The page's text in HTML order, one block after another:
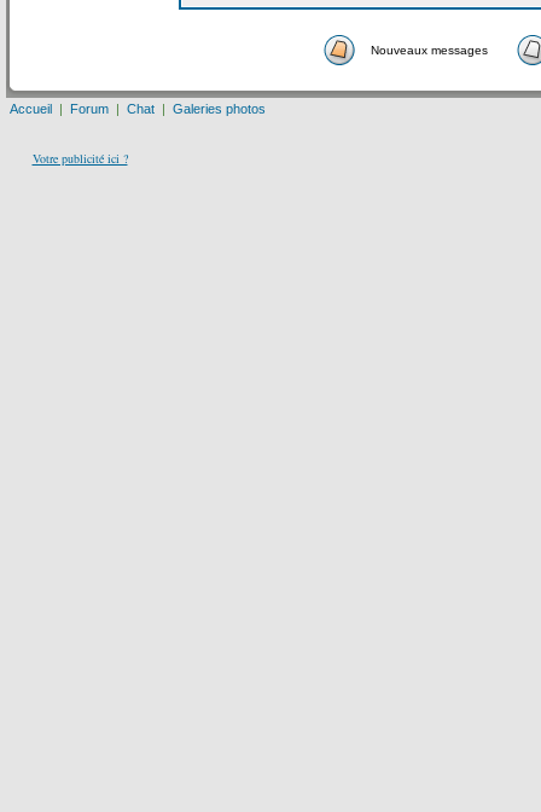
Nouveaux messages
Accueil | Forum | Chat | Galeries photos
Votre publicité ici ?